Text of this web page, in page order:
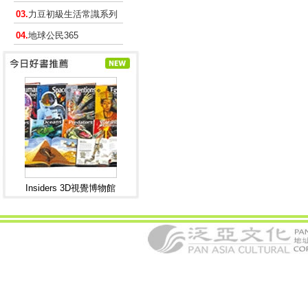
03.力豆初級生活常識系列
04.地球公民365
Insiders 3D視覺博物館